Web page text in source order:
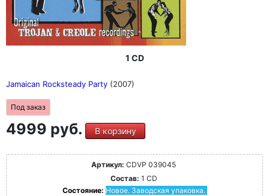
1 CD
Jamaican Rocksteady Party (2007)
Под заказ
4999 руб. В корзину
Артикул: CDVP 039045
Состав: 1 CD
Состояние: Новое. Заводская упаковка.